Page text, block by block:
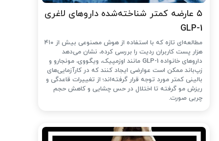
۵ عارضه کمتر شناخته‌شده داروهای لاغری
GLP-1
مطالعه‌ای تازه که با استفاده از هوش مصنوعی بیش از ۴۱۰
هزار پست کاربران ردیت را بررسی کرده، نشان می‌دهد
داروهای خانواده GLP-1 مانند اوزمپیک، ویگووی، مونجارو و
زپ‌باند ممکن است عوارضی ایجاد کنند که در کارآزمایی‌های
بالینی کمتر مورد توجه قرار گرفته‌اند؛ از تغییرات قاعدگی و
ریزش مو گرفته تا اختلال در حس چشایی و کاهش حجم
چربی صورت.